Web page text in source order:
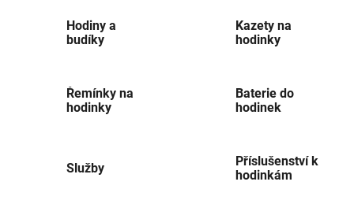
Hodiny a
budíky
Kazety na
hodinky
Řemínky na
hodinky
Baterie do
hodinek
Služby
Příslušenství k
hodinkám